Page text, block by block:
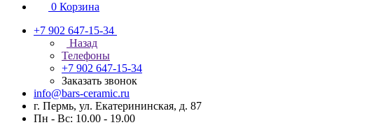
0 Корзина
+7 902 647-15-34
Назад
Телефоны
+7 902 647-15-34
Заказать звонок
info@bars-ceramic.ru
г. Пермь, ул. Екатерининская, д. 87
Пн - Вс: 10.00 - 19.00